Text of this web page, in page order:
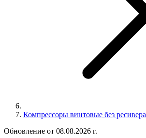
Компрессоры винтовые без ресивера
Обновление от 08.08.2026 г.